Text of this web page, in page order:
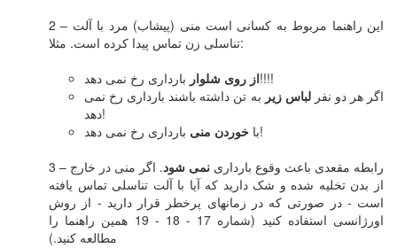
2 – این راهنما مربوط به کسانی است منی (پیشاب) مرد با آلت
تناسلی زن تماس پیدا کرده است. مثلا:
از روی شلواربارداری رخ نمی دهد!!!!
اگر هر دو نفرلباس زیر به تن داشته باشند بارداری رخ نمی
دهد!
با خوردن منی
بارداری رخ نمی دهد!
3 – رابطه مقعدی باعث وقوع بارداری نمی شود. اگر منی در خارج
از بدن تخلیه شده و شک دارید که آیا با آلت تناسلی تماس یافته
است - در صورتی که در زمانهای پرخطر قرار دارید - از روش
اورژانسی استفاده کنید (شماره 17 - 18 - 19 همین راهنما را
مطالعه کنید.)